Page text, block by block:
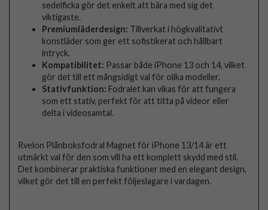
sedelficka gör det enkelt att bära med sig det
viktigaste.
Premiumläderdesign: Tillverkat i högkvalitativt
konstläder som ger ett sofistikerat och hållbart
intryck.
Kompatibilitet: Passar både iPhone 13 och 14, vilket
gör det till ett mångsidigt val för olika modeller.
Stativfunktion: Fodralet kan vikas för att fungera
som ett stativ, perfekt för att titta på videor eller
delta i videosamtal.
Rvelon Plånboksfodral Magnet för iPhone 13/14 är ett
utmärkt val för den som vill ha ett komplett skydd med stil.
Det kombinerar praktiska funktioner med en elegant design,
vilket gör det till en perfekt följeslagare i vardagen.